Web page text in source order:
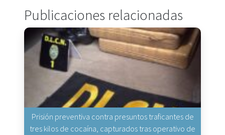
Publicaciones relacionadas
Prisión preventiva contra presuntos traficantes de
tres kilos de cocaína, capturados tras operativo de